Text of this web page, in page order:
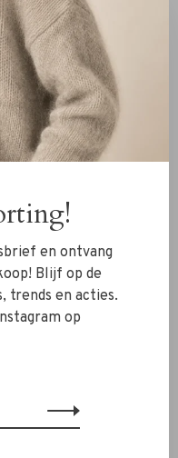
gerecycled sterling
verguld laagje dat
vorm maken deze
accessoire. Draag de
statement of
voor een
bent ook welkom in
21!
en ontvang
Blijf op de
trends en acties.
op